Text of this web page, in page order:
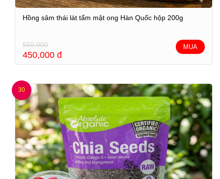
Hồng sâm thái lát tẩm mật ong Hàn Quốc hộp 200g
550,000
450,000 đ
MUA
30